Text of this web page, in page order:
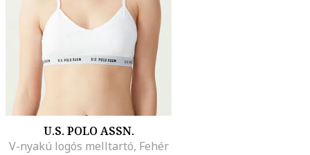
U.S. POLO ASSN.
V-nyakú logós melltartó, Fehér